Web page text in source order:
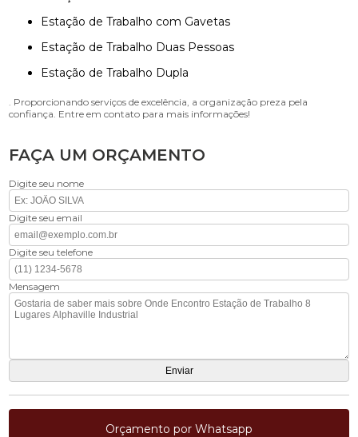
Estação de Trabalho com Gavetas
Estação de Trabalho Duas Pessoas
Estação de Trabalho Dupla
. Proporcionando serviços de excelência, a organização preza pela
confiança. Entre em contato para mais informações!
FAÇA UM ORÇAMENTO
Digite seu nome
Digite seu email
Digite seu telefone
Mensagem
Orçamento por Whatsapp